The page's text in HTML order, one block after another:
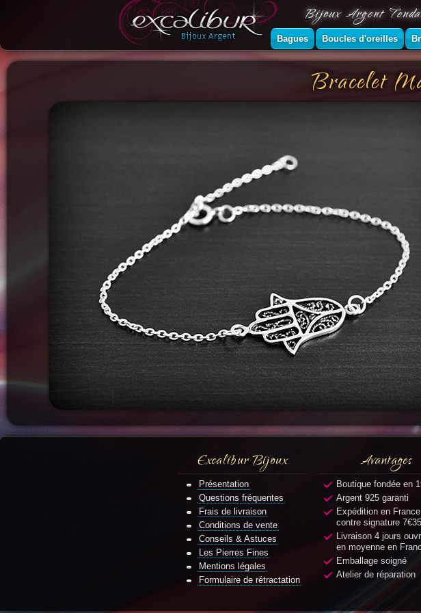
Bracelet
Excalibur Bijoux
Présentation
Questions fréquentes
Frais de livraison
Conditions de vente
Conseils & Astuces
Les Pierres Fines
Mentions légales
Formulaire de rétractation
Avantages
Boutique fondée en
Argent 925 garanti
Expédition en
contre signature 7€35
Livraison 4 jours
en moyenne en
Emballage soigné
Atelier de réparation
Bijoux Argent
Bagues Boucles d'oreilles